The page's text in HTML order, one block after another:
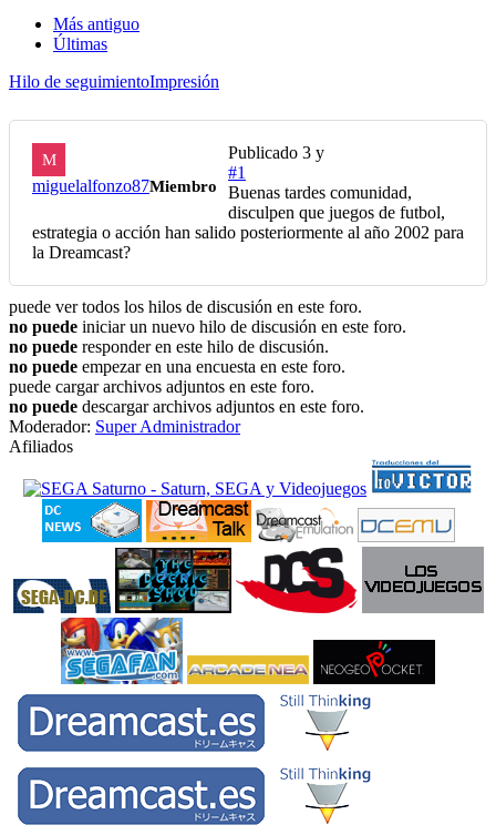
Más antiguo
Últimas
Hilo de seguimientoImpresión
M
miguelalfonzo87Miembro
Publicado 3 y
#1
Buenas tardes comunidad,
disculpen que juegos de futbol,
estrategia o acción han salido posteriormente al año 2002 para
la Dreamcast?
puede ver todos los hilos de discusión en este foro.
no puede iniciar un nuevo hilo de discusión en este foro.
no puede responder en este hilo de discusión.
no puede empezar en una encuesta en este foro.
puede cargar archivos adjuntos en este foro.
no puede descargar archivos adjuntos en este foro.
Moderador: Super Administrador
Afiliados